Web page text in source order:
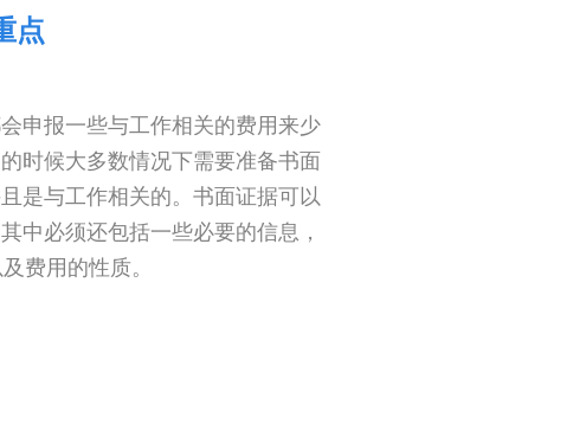
点
申报一些与工作相关的费用来少
时候大多数情况下需要准备书面
是与工作相关的。书面证据可以
中必须还包括一些必要的信息，
费用的性质。